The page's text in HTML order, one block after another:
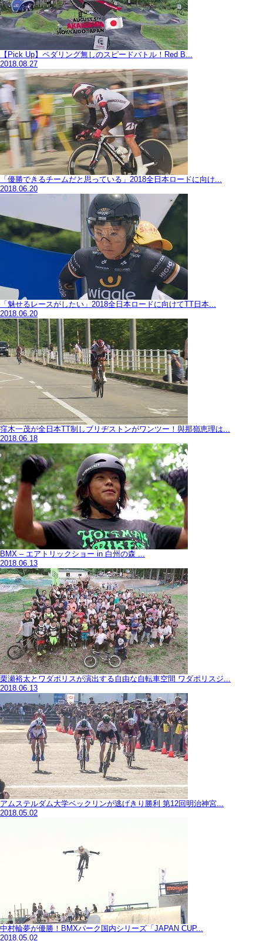
【Pick Up】ペダリング無しのスピードバトル！Red B...
2018.08.27
「優勝できるチームだと思っている」2018全日本ロードに向け...
2018.06.20
「魅せるレースがしたい」2018全日本ロードに向けてTT日本...
2018.06.20
窪木一茂が全日本TT制しブリヂストンがワンツー！與那嶺恵理は...
2018.06.18
BMX – エアトリックショー in 白州の森 ...
2018.06.13
栗瀬裕太とワダポリスが演出する自由な自転車空間 ワダポリスジ...
2018.06.13
アムステルダム大学ベックリンが逃げきり勝利 第12回明治神宮...
2018.05.02
中村輪夢が優勝！BMXパーク国内シリーズ「JAPAN CUP...
2018.05.02